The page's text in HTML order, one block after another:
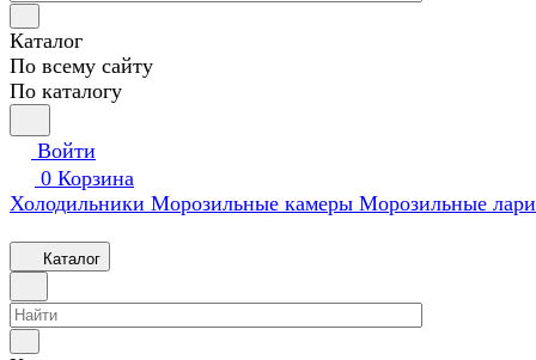
Каталог
По всему сайту
По каталогу
Войти
0 Корзина
Холодильники Морозильные камеры Морозильные лари
Каталог